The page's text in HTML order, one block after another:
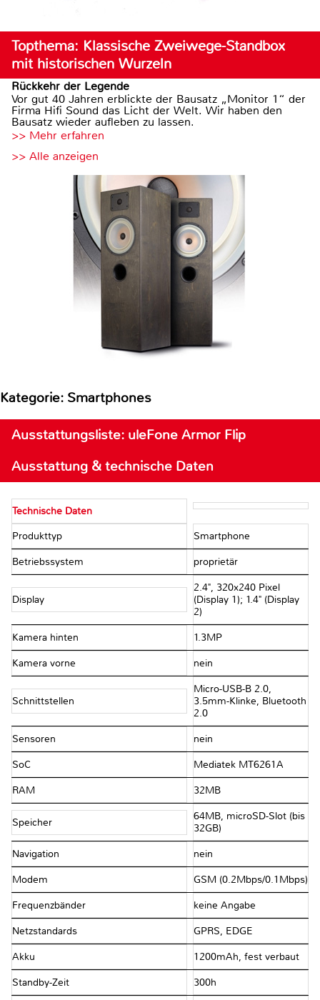
Topthema: Klassische Zweiwege-Standbox
mit historischen Wurzeln
Rückkehr der Legende
Vor gut 40 Jahren erblickte der Bausatz „Monitor 1“ der
Firma Hifi Sound das Licht der Welt. Wir haben den
Bausatz wieder aufleben zu lassen.
>> Mehr erfahren
>> Alle anzeigen
Kategorie: Smartphones
Ausstattungsliste: uleFone Armor Flip
Ausstattung & technische Daten
Technische Daten
Produkttyp Smartphone
Betriebssystem proprietär
Display
2.4", 320x240 Pixel
(Display 1); 1.4" (Display
2)
Kamera hinten 1.3MP
Kamera vorne nein
Schnittstellen
Micro-USB-B 2.0,
3.5mm-Klinke, Bluetooth
2.0
Sensoren nein
SoC Mediatek MT6261A
RAM 32MB
Speicher
64MB, microSD-Slot (bis
32GB)
Navigation nein
Modem GSM (0.2Mbps/​0.1Mbps)
Frequenzbänder keine Angabe
Netzstandards GPRS, EDGE
Akku 1200mAh, fest verbaut
Standby-Zeit 300h